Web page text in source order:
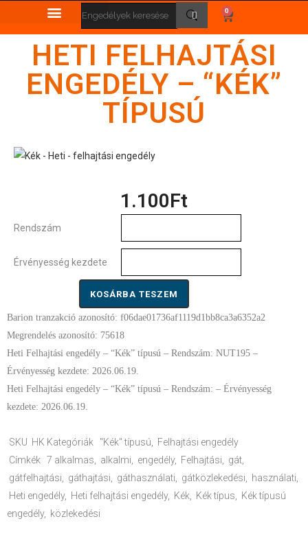
0
HETI FELHAJTÁSI
ENGEDÉLY – “KÉK”
TÍPUSÚ
1.100Ft
Rendszám
Érvényesség kezdete
KOSÁRBA TESZEM
Barion tranzakció azonosító: f06dae01736af1119d1bb8ca3a6352a2
Megrendelés azonosító: 75618
Heti Felhajtási engedély – “Kék” típusú – Rendszám: NUT195 –
Érvényesség kezdete: 2026.06.19.
Heti Felhajtási engedély – “Kék” típusú – Rendszám: – Érvényesség
kezdete: 2026.06.19.
SKU HK Kategóriák "Kék" típusú
Felhajtási engedély
Címkék
7 alkalmas alkalmi engedély, Felhajtási gát
gátfelhajtási
gáthajtási gáthasználati gátközlekedési használati
Heti engedély, Heti felhajtási engedély, Kék Kék típus
Kék típusú
engedély, közlekedési